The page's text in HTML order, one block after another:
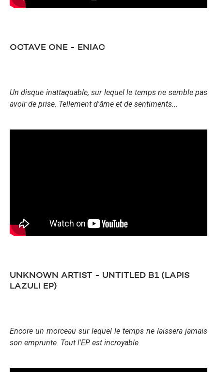
OCTAVE ONE - ENIAC
Un disque inattaquable, sur lequel le temps ne semble pas
avoir de prise. Tellement d'âme et de sentiments...
UNKNOWN ARTIST - UNTITLED B1 (LAPIS
LAZULI EP)
Encore un morceau sur lequel le temps ne laissera jamais
son emprunte. Tout l'EP est incroyable.